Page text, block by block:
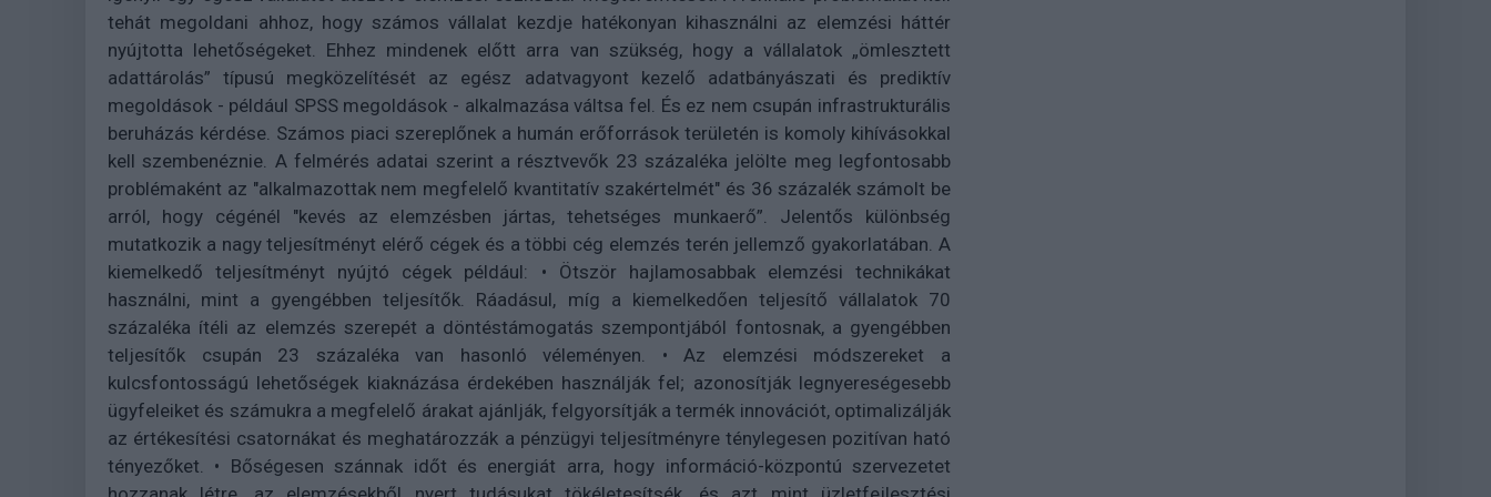
tehát megoldani ahhoz, hogy számos vállalat kezdje hatékonyan kihasználni az elemzési háttér
nyújtotta lehetőségeket. Ehhez mindenek előtt arra van szükség, hogy a vállalatok „ömlesztett
adattárolás” típusú megközelítését az egész adatvagyont kezelő adatbányászati és prediktív
megoldások - például SPSS megoldások - alkalmazása váltsa fel. És ez nem csupán infrastrukturális
beruházás kérdése. Számos piaci szereplőnek a humán erőforrások területén is komoly kihívásokkal
kell szembenéznie. A felmérés adatai szerint a résztvevők 23 százaléka jelölte meg legfontosabb
problémaként az "alkalmazottak nem megfelelő kvantitatív szakértelmét" és 36 százalék számolt be
arról, hogy cégénél "kevés az elemzésben jártas, tehetséges munkaerő”. Jelentős különbség
mutatkozik a nagy teljesítményt elérő cégek és a többi cég elemzés terén jellemző gyakorlatában. A
kiemelkedő teljesítményt nyújtó cégek például: • Ötször hajlamosabbak elemzési technikákat
használni, mint a gyengébben teljesítők. Ráadásul, míg a kiemelkedően teljesítő vállalatok 70
százaléka ítéli az elemzés szerepét a döntéstámogatás szempontjából fontosnak, a gyengébben
teljesítők csupán 23 százaléka van hasonló véleményen. • Az elemzési módszereket a
kulcsfontosságú lehetőségek kiaknázása érdekében használják fel; azonosítják legnyereségesebb
ügyfeleiket és számukra a megfelelő árakat ajánlják, felgyorsítják a termék innovációt, optimalizálják
az értékesítési csatornákat és meghatározzák a pénzügyi teljesítményre ténylegesen pozitívan ható
tényezőket. • Bőségesen szánnak időt és energiát arra, hogy információ-központú szervezetet